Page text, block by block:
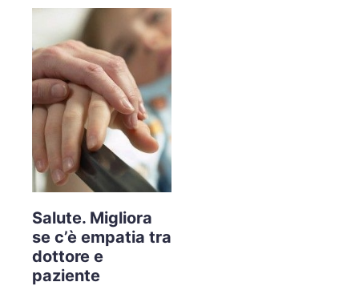
Salute. Migliora
se c’è empatia tra
dottore e
paziente